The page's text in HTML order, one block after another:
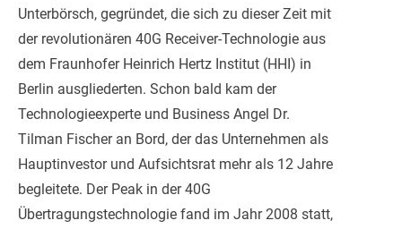
Unterbörsch, gegründet, die sich zu dieser Zeit mit
der revolutionären 40G Receiver-Technologie aus
dem Fraunhofer Heinrich Hertz Institut (HHI) in
Berlin ausgliederten. Schon bald kam der
Technologieexperte und Business Angel Dr.
Tilman Fischer an Bord, der das Unternehmen als
Hauptinvestor und Aufsichtsrat mehr als 12 Jahre
begleitete. Der Peak in der 40G
Übertragungstechnologie fand im Jahr 2008 statt,